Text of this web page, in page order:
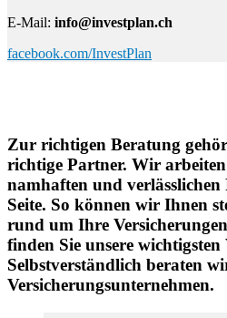
E-Mail: info@investplan.ch
facebook.com/InvestPlan
Zur richtigen Beratung
richtige Partner. Wir
namhaften und
Seite. So können wir Ihnen
rund um Ihre
finden Sie unsere
Selbstverständlich beraten
Versicherungsunternehmen.